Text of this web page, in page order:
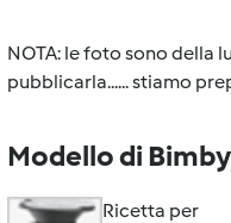
NOTA: le foto sono della
pubblicarla...... stiamo
Modello di
Ricetta per